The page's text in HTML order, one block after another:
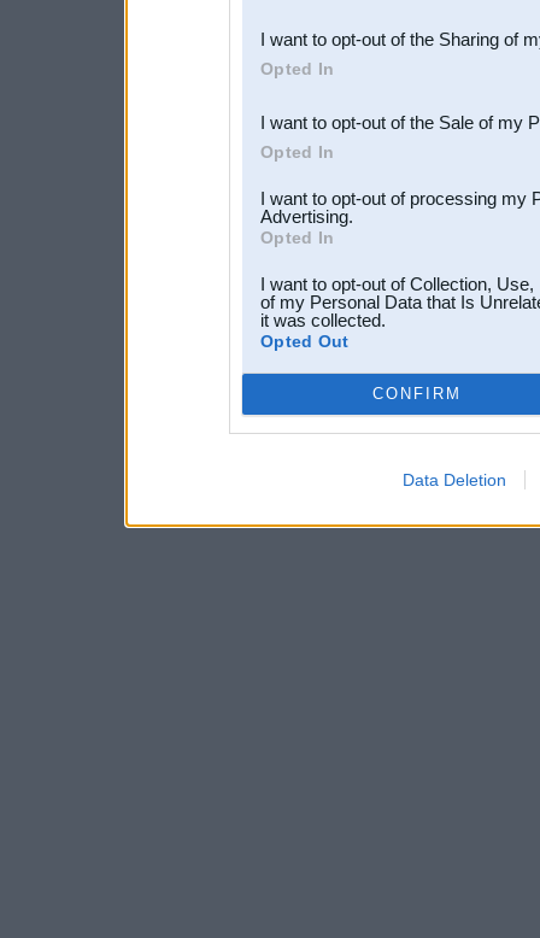
Downstream Participants
third parties.
I want to opt-out of the Sharing of
Opted In
I want to opt-out of the Sale of my
Opted In
I want to opt-out of processing my
Advertising.
Opted In
I want to opt-out of Collection,
of my Personal Data that Is
it was collected.
Opted Out
CONFIRM
Data Deletion